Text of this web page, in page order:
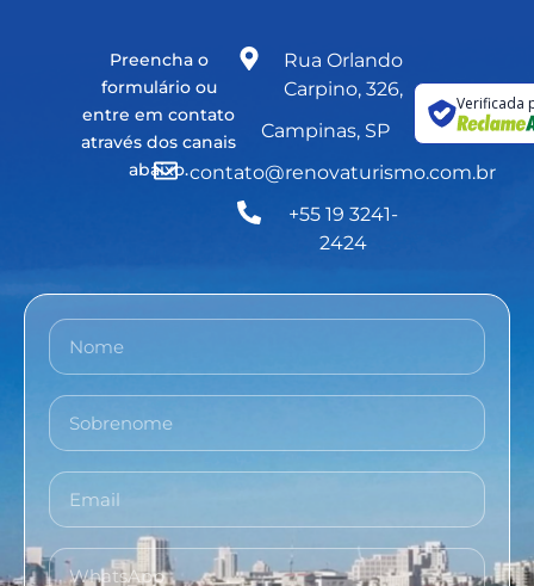
Preencha o
formulário ou
entre em contato
através dos canais
abaixo.
Rua Orlando
Carpino, 326,
Campinas, SP
contato@renovaturismo.com.br
+55 19 3241-
2424
Verificada